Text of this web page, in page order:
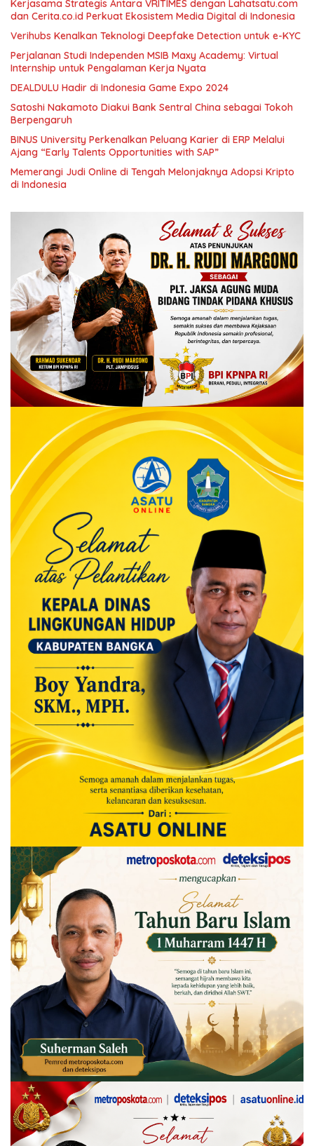
Kerjasama Strategis Antara VRITIMES dengan Lahatsatu.com
dan Cerita.co.id Perkuat Ekosistem Media Digital di Indonesia
Verihubs Kenalkan Teknologi Deepfake Detection untuk e-KYC
Perjalanan Studi Independen MSIB Maxy Academy: Virtual
Internship untuk Pengalaman Kerja Nyata
DEALDULU Hadir di Indonesia Game Expo 2024
Satoshi Nakamoto Diakui Bank Sentral China sebagai Tokoh
Berpengaruh
BINUS University Perkenalkan Peluang Karier di ERP Melalui
Ajang “Early Talents Opportunities with SAP”
Memerangi Judi Online di Tengah Melonjaknya Adopsi Kripto
di Indonesia